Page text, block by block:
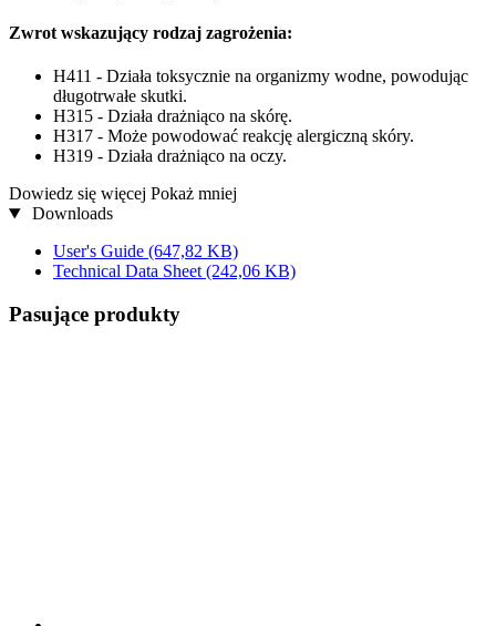
Zwrot wskazujący rodzaj zagrożenia:
H411 - Działa toksycznie na organizmy wodne, powodując
długotrwałe skutki.
H315 - Działa drażniąco na skórę.
H317 - Może powodować reakcję alergiczną skóry.
H319 - Działa drażniąco na oczy.
Dowiedz się więcej Pokaż mniej
Downloads
User's Guide (647,82 KB)
Technical Data Sheet (242,06 KB)
Pasujące produkty